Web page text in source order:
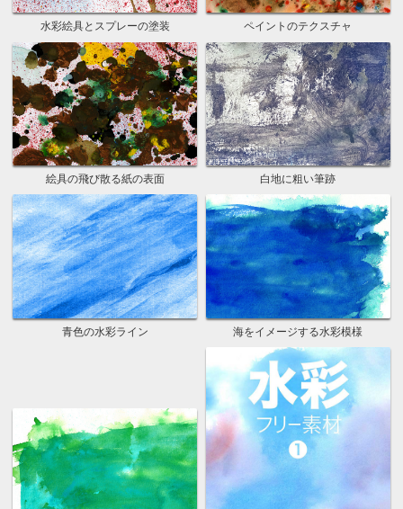
水彩絵具とスプレーの塗装 ペイントのテクスチャ
絵具の飛び散る紙の表面 白地に粗い筆跡
青色の水彩ライン 海をイメージする水彩模様